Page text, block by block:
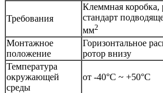
Требования
Клеммная коробка,
стандарт
мм2
Монтажное
положение
Горизонтальное
ротор внизу
Температура
окружающей
среды
от -40°С ~ +50°С